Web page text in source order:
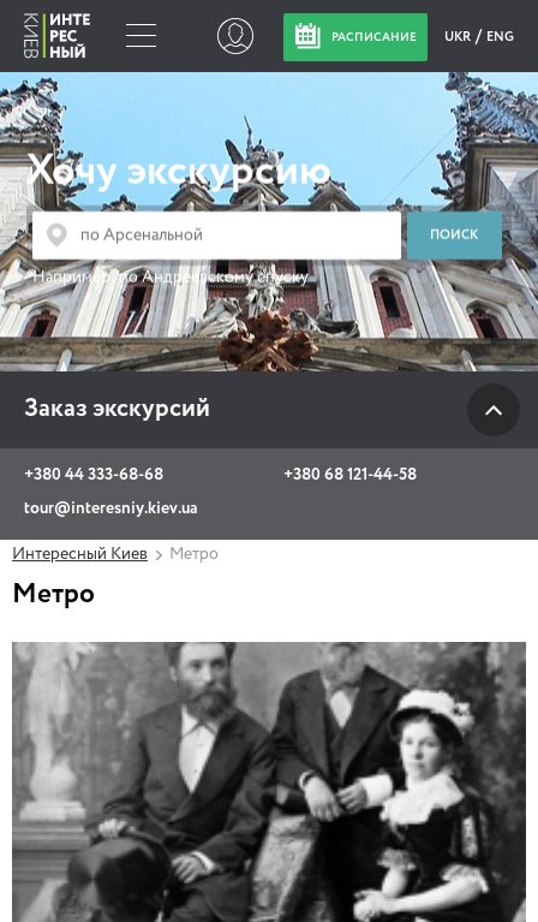
РАСПИСАНИЕ UKR ENG
Хочу экскурсию
Например:по Андреевскому спуску
Заказ экскурсий
+380 44 333-68-68
+380 68 121-44-58
tour@interesniy.kiev.ua
Заказ экскурсий
+380 44 333-68-68
+380 68 121-44-58
tour@interesniy.kiev.ua
с 10.00 до 19:30 ежедневно
Интересный Киев Метро
Метро